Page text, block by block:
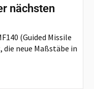
nächsten
(Guided Missile
neue Maßstäbe in